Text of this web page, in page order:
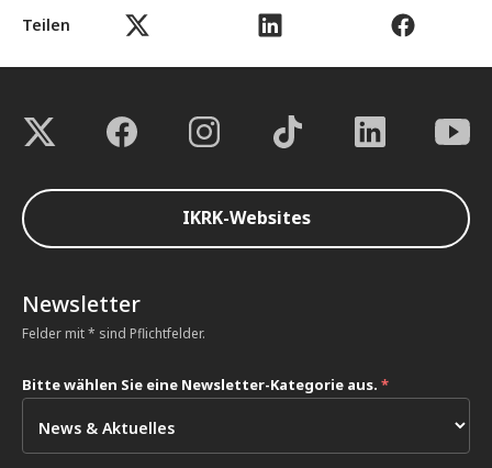
Teilen
IKRK-Websites
Newsletter
Felder mit * sind Pflichtfelder.
Bitte wählen Sie eine Newsletter-Kategorie aus. *